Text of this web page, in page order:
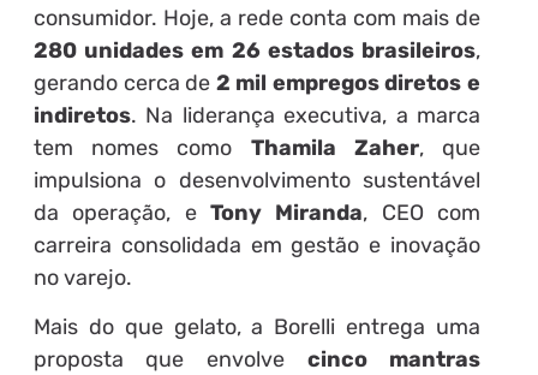
consumidor. Hoje, a rede conta com mais de
280 unidades em 26 estados brasileiros,
gerando cerca de 2 mil empregos diretos e
indiretos. Na liderança executiva, a marca
tem nomes como Thamila Zaher, que
impulsiona o desenvolvimento sustentável
da operação, e Tony Miranda, CEO com
carreira consolidada em gestão e inovação
no varejo.
Mais do que gelato, a Borelli entrega uma
proposta que envolve cinco mantras